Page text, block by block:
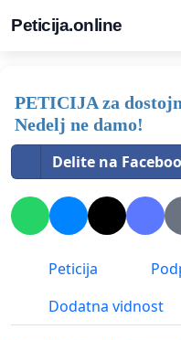
Peticija.online
PETICIJA za
Nedelj ne damo!
Delite na
Peticija
Dodatna vidnost